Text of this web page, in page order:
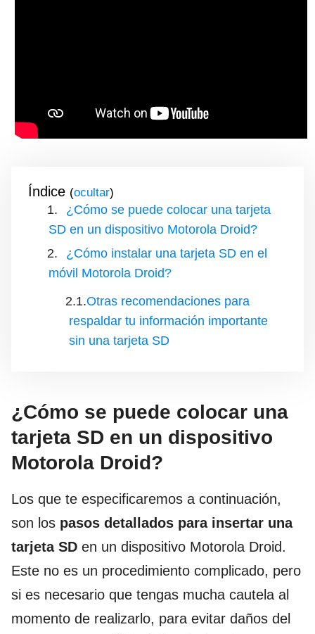
Índice ( )
¿Cómo se puede colocar una tarjeta
SD en un dispositivo Motorola Droid?
¿Cómo instalar una tarjeta SD en el
móvil Motorola Droid?
Otras recomendaciones para
respaldar tu información importante
sin una tarjeta SD
¿Cómo se puede colocar una
tarjeta SD en un dispositivo
Motorola Droid?
Los que te especificaremos a continuación,
son los pasos detallados para insertar una
tarjeta SD en un dispositivo Motorola Droid.
Este no es un procedimiento complicado, pero
si es necesario que tengas mucha cautela al
momento de realizarlo, para evitar daños del